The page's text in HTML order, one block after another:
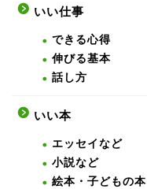
いい仕事
できる心得
伸びる基本
話し方
いい本
エッセイなど
小説など
絵本・子どもの本